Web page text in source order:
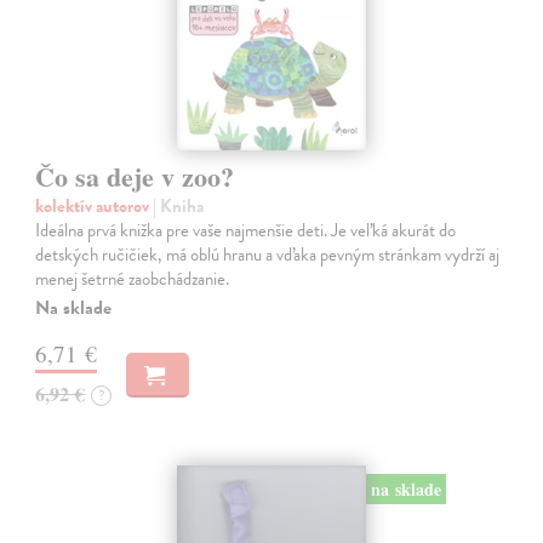
Čo sa deje v zoo?
kolektív autorov| Kniha
Ideálna prvá knižka pre vaše najmenšie deti. Je veľká akurát do
detských ručičiek, má oblú hranu a vďaka pevným stránkam vydrží aj
menej šetrné zaobchádzanie.
Na sklade
6,71 €
6,92 € ?
na sklade